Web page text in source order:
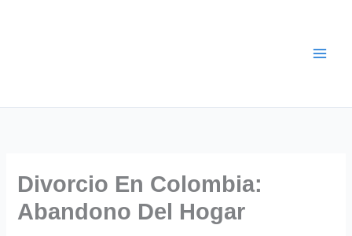
Divorcio En Colombia:
Abandono Del Hogar